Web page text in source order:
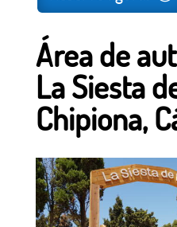
Área de
La Siesta
Chipiona,